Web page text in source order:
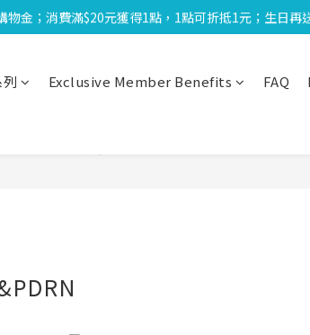
平衡面膜,滿$1000送緊緻Q彈組,滿$1799再享Uber點
物金；消費滿$20元獲得1點，1點可折抵1元；生日再
Exclusive Member Benefits FAQ